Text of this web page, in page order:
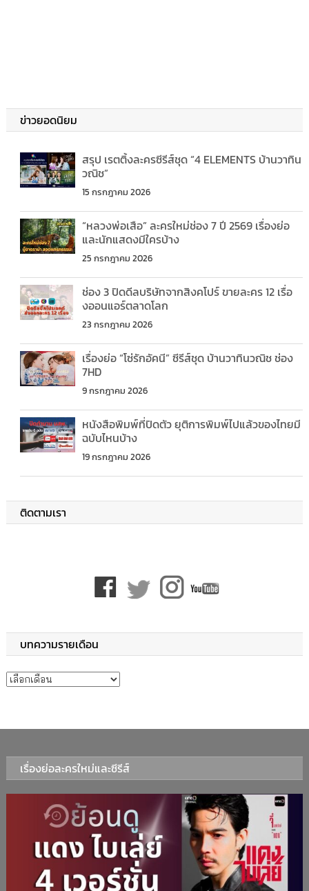
ข่าวยอดนิยม
สรุป เรตติ้งละครซีรีส์ชุด “4 ELEMENTS บ้านวาทิน
วณิช”
15 กรกฎาคม 2026
“หลวงพ่อเสือ” ละครใหม่ช่อง 7 ปี 2569 เรื่องย่อ
และนักแสดงมีใครบ้าง
25 กรกฎาคม 2026
ช่อง 3 ปิดดีลบริษัทจากสิงคโปร์ ขายละคร 12 เรื่อ
งออนแอร์ตลาดโลก
23 กรกฎาคม 2026
เรื่องย่อ “โซ่รักอัคนี” ซีรีส์ชุด บ้านวาทินวณิช ช่อง
7HD
9 กรกฎาคม 2026
หนังสือพิมพ์ที่ปิดตัว ยุติการพิมพ์ไปแล้วของไทยมี
ฉบับไหนบ้าง
19 กรกฎาคม 2026
ติดตามเรา
บทความรายเดือน
บทความรายเดือน
เรื่องย่อละครใหม่และซีรีส์